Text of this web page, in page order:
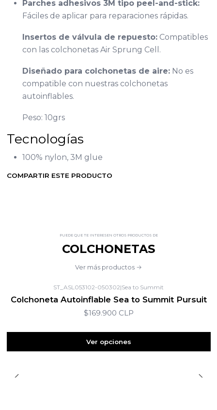
Parches adhesivos 3M tipo peel-and-stick:
Fáciles de aplicar para reparaciones rápidas.
Insertos de válvula de repuesto:Compatibles
con las colchonetas Air Sprung Cell.
Diseñado para colchonetas de aire:No es
compatible con nuestras colchonetas
autoinflables.
Peso: 10grs
Tecnologías
100% nylon, 3M glue
COMPARTIR ESTE PRODUCTO
PUEDE QUE TE INTERESEN OTROS PRODUCTOS DE
COLCHONETAS
Ver más productos
ST_ASL053102-050302|Sea to Summit
Colchoneta Autoinflable Sea to Summit Pursuit
$169.900 CLP
Ver opciones